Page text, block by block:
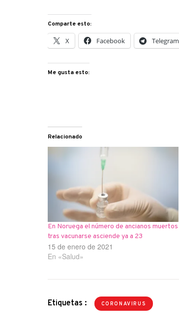
Comparte esto:
X Facebook Telegram
Me gusta esto:
Relacionado
En Noruega el número de ancianos muertos
tras vacunarse asciende ya a 23
15 de enero de 2021
En «Salud»
Etiquetas : CORONAVIRUS